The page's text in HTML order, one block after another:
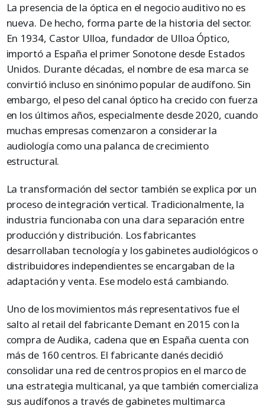
La presencia de la óptica en el negocio auditivo no es
nueva. De hecho, forma parte de la historia del sector.
En 1934, Castor Ulloa, fundador de Ulloa Óptico,
importó a España el primer Sonotone desde Estados
Unidos. Durante décadas, el nombre de esa marca se
convirtió incluso en sinónimo popular de audífono. Sin
embargo, el peso del canal óptico ha crecido con fuerza
en los últimos años, especialmente desde 2020, cuando
muchas empresas comenzaron a considerar la
audiología como una palanca de crecimiento
estructural.
La transformación del sector también se explica por un
proceso de integración vertical. Tradicionalmente, la
industria funcionaba con una clara separación entre
producción y distribución. Los fabricantes
desarrollaban tecnología y los gabinetes audiológicos o
distribuidores independientes se encargaban de la
adaptación y venta. Ese modelo está cambiando.
Uno de los movimientos más representativos fue el
salto al retail del fabricante Demant en 2015 con la
compra de Audika, cadena que en España cuenta con
más de 160 centros. El fabricante danés decidió
consolidar una red de centros propios en el marco de
una estrategia multicanal, ya que también comercializa
sus audífonos a través de gabinetes multimarca